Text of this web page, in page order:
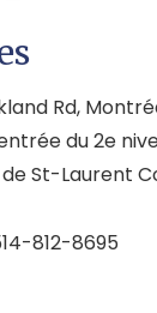
Rd,
du 2e
St-Laurent
812-8695